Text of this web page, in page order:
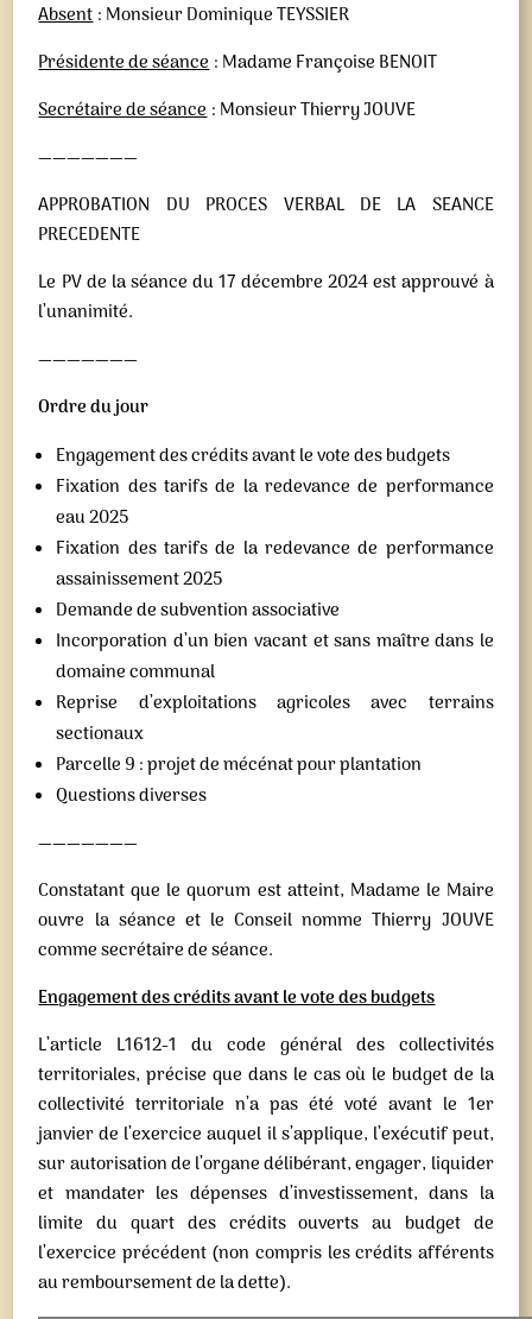
Absent: Monsieur Dominique TEYSSIER
Présidente de séance: Madame Françoise BENOIT
Secrétaire de séance: Monsieur Thierry JOUVE
———————
APPROBATION DU PROCES VERBAL DE LA SEANCE
PRECEDENTE
Le PV de la séance du 17 décembre 2024 est approuvé à
l’unanimité.
———————
Ordre du jour
Engagement des crédits avant le vote des budgets
Fixation des tarifs de la redevance de performance
eau 2025
Fixation des tarifs de la redevance de performance
assainissement 2025
Demande de subvention associative
Incorporation d’un bien vacant et sans maître dans le
domaine communal
Reprise d’exploitations agricoles avec terrains
sectionaux
Parcelle 9 : projet de mécénat pour plantation
Questions diverses
———————
Constatant que le quorum est atteint, Madame le Maire
ouvre la séance et le Conseil nomme Thierry JOUVE
comme secrétaire de séance.
Engagement des crédits avant le vote des budgets
L’article L1612-1 du code général des collectivités
territoriales, précise que dans le cas où le budget de la
collectivité territoriale n’a pas été voté avant le 1er
janvier de l’exercice auquel il s’applique, l’exécutif peut,
sur autorisation de l’organe délibérant, engager, liquider
et mandater les dépenses d’investissement, dans la
limite du quart des crédits ouverts au budget de
l’exercice précédent (non compris les crédits afférents
au remboursement de la dette).